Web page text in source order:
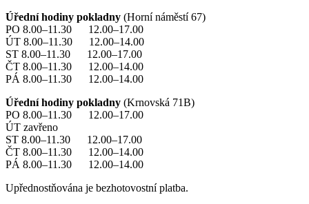
Úřední hodiny pokladny (Horní náměstí 67)
PO 8.00–11.30 12.00–17.00
ÚT 8.00–11.30 12.00–14.00
ST 8.00–11.30 12.00–17.00
ČT 8.00–11.30 12.00–14.00
PÁ 8.00–11.30 12.00–14.00
Úřední hodiny pokladny (Krnovská 71B)
PO 8.00–11.30 12.00–17.00
ÚT zavřeno
ST 8.00–11.30 12.00–17.00
ČT 8.00–11.30 12.00–14.00
PÁ 8.00–11.30 12.00–14.00
Upřednostňována je bezhotovostní platba.